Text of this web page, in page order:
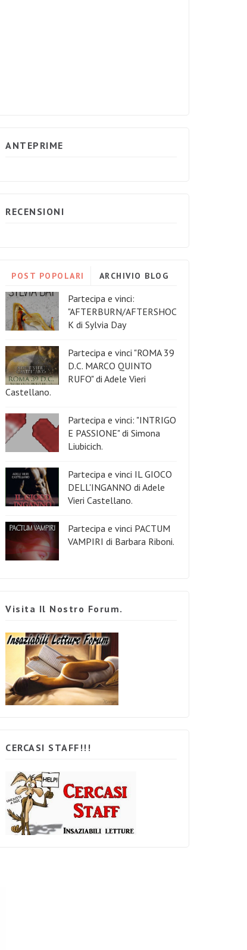
ANTEPRIME
RECENSIONI
POST POPOLARI ARCHIVIO BLOG
Partecipa e vinci:
"AFTERBURN/AFTERSHOC
K di Sylvia Day
Partecipa e vinci "ROMA 39
D.C. MARCO QUINTO
RUFO" di Adele Vieri
Castellano.
Partecipa e vinci: "INTRIGO
E PASSIONE" di Simona
Liubicich.
Partecipa e vinci IL GIOCO
DELL'INGANNO di Adele
Vieri Castellano.
Partecipa e vinci PACTUM
VAMPIRI di Barbara Riboni.
Visita Il Nostro Forum.
CERCASI STAFF!!!